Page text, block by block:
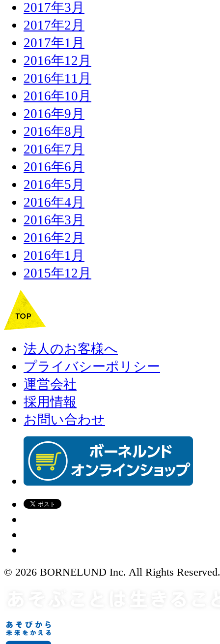
2017年3月
2017年2月
2017年1月
2016年12月
2016年11月
2016年10月
2016年9月
2016年8月
2016年7月
2016年6月
2016年5月
2016年4月
2016年3月
2016年2月
2016年1月
2015年12月
法人のお客様へ
プライバシーポリシー
運営会社
採用情報
お問い合わせ
© 2026 BORNELUND Inc. All Rights Reserved.